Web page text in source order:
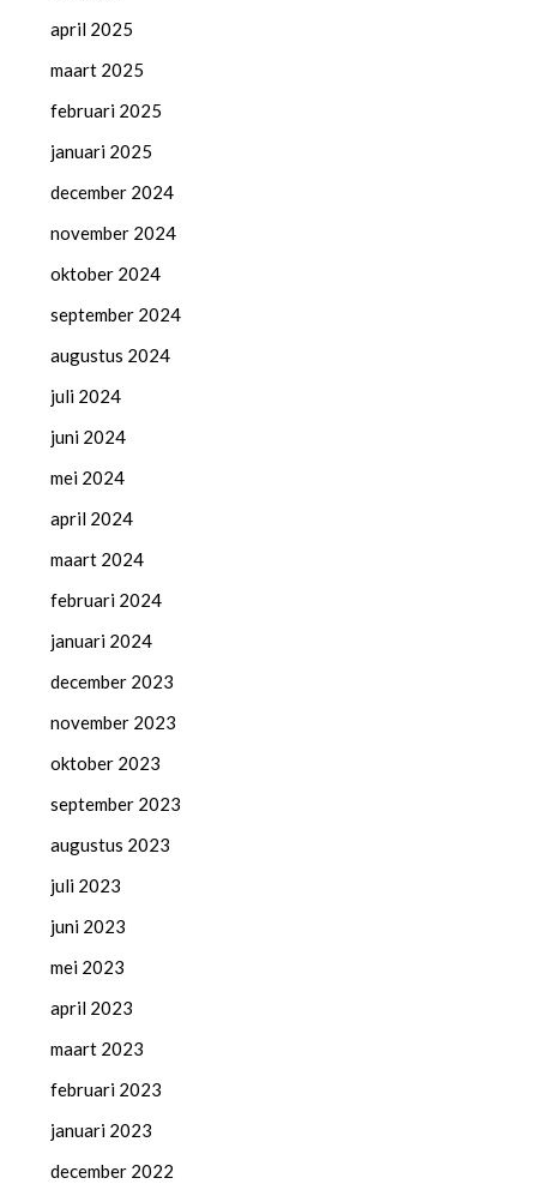
april 2025
maart 2025
februari 2025
januari 2025
december 2024
november 2024
oktober 2024
september 2024
augustus 2024
juli 2024
juni 2024
mei 2024
april 2024
maart 2024
februari 2024
januari 2024
december 2023
november 2023
oktober 2023
september 2023
augustus 2023
juli 2023
juni 2023
mei 2023
april 2023
maart 2023
februari 2023
januari 2023
december 2022